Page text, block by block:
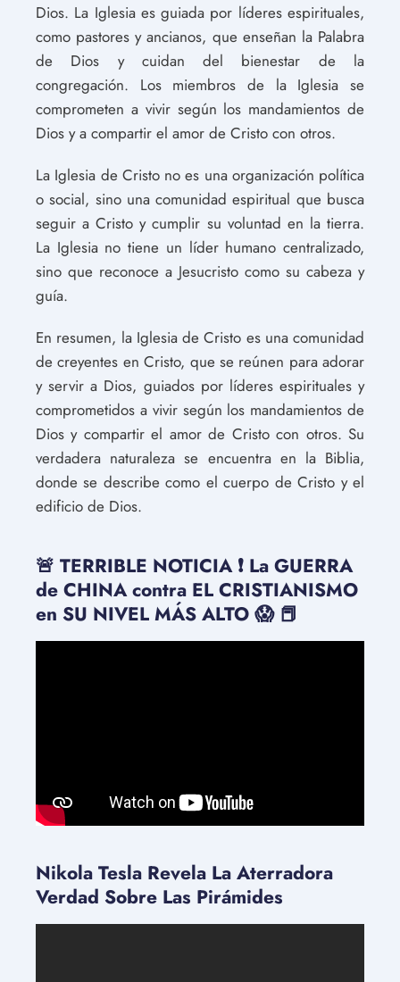
Dios. La Iglesia es guiada por líderes espirituales,
como pastores y ancianos, que enseñan la Palabra
de Dios y cuidan del bienestar de la
congregación. Los miembros de la Iglesia se
comprometen a vivir según los mandamientos de
Dios y a compartir el amor de Cristo con otros.
La Iglesia de Cristo no es una organización política
o social, sino una comunidad espiritual que busca
seguir a Cristo y cumplir su voluntad en la tierra.
La Iglesia no tiene un líder humano centralizado,
sino que reconoce a Jesucristo como su cabeza y
guía.
En resumen, la Iglesia de Cristo es una comunidad
de creyentes en Cristo, que se reúnen para adorar
y servir a Dios, guiados por líderes espirituales y
comprometidos a vivir según los mandamientos de
Dios y compartir el amor de Cristo con otros. Su
verdadera naturaleza se encuentra en la Biblia,
donde se describe como el cuerpo de Cristo y el
edificio de Dios.
🚨 TERRIBLE NOTICIA ❗️ La GUERRA
de CHINA contra EL CRISTIANISMO
en SU NIVEL MÁS ALTO 😱 📕
Nikola Tesla Revela La Aterradora
Verdad Sobre Las Pirámides